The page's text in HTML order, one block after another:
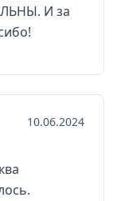
И за
10.06.2024